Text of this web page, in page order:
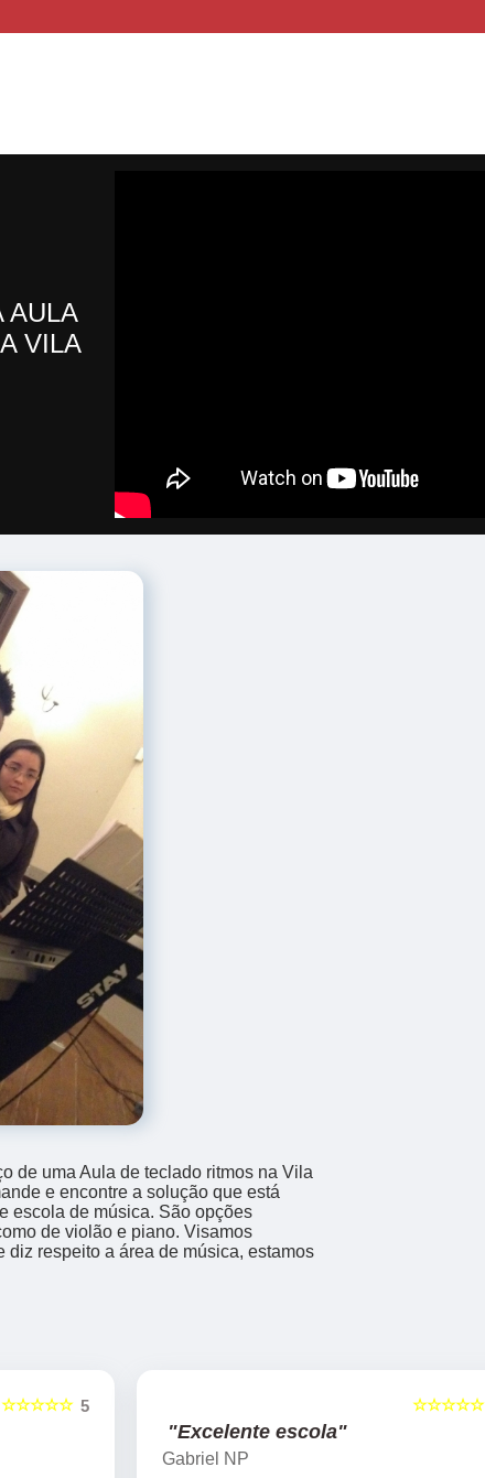
AULA
VILA
de uma Aula de teclado ritmos na Vila
e encontre a solução que está
escola de música. São opções
de violão e piano. Visamos
diz respeito a área de música, estamos
5
☆☆☆☆☆ ☆☆☆☆☆
"Excelente escola"
Gabriel NP